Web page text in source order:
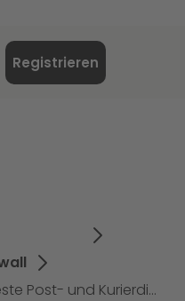
Starteite
Registrieren
GO! unter Deutschlands Beste Post- und Kurierdienste 2023